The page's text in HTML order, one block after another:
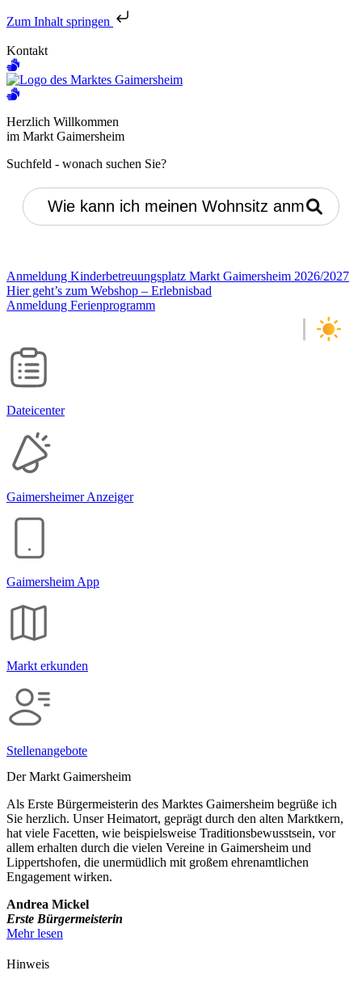
Zum Inhalt springen
Kontakt
Herzlich Willkommen
im Markt Gaimersheim
Suchfeld - wonach suchen Sie?
Anmeldung Kinderbetreuungsplatz Markt Gaimersheim 2026/2027
Hier geht’s zum Webshop – Erlebnisbad
Anmeldung Ferienprogramm
Datei­center
Gaimers­heimer Anzeiger
Gaimers­heim App
Markt erkunden
Stellen­angebote
Der Markt Gaimersheim
Als Erste Bürgermeisterin des Marktes Gaimersheim begrüße ich
Sie herzlich. Unser Heimatort, geprägt durch den alten Marktkern,
hat viele Facetten, wie beispielsweise Traditionsbewusstsein, vor
allem erhalten durch die vielen Vereine in Gaimersheim und
Lippertshofen, die unermüdlich mit großem ehrenamtlichen
Engagement wirken.
Andrea Mickel
Erste Bürgermeisterin
Mehr lesen
Hinweis